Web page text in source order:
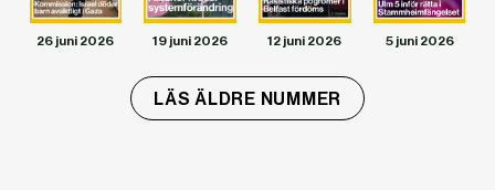
26 juni 2026 19 juni 2026 12 juni 2026 5 juni 2026
LÄS ÄLDRE NUMMER